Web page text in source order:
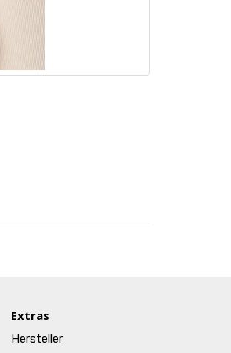
Extras
Hersteller